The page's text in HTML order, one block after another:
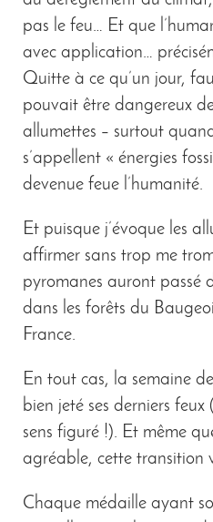
pas le feu… Et que
avec application…
Quitte à ce qu’un jour,
pouvait être dangereux
allumettes – surtout
s’appellent « énergies
devenue feue l’humanité.
Et puisque j’évoque les
affirmer sans trop me
pyromanes auront passé
dans les forêts du
France.
En tout cas, la semaine
bien jeté ses derniers feux
sens figuré !). Et même
agréable, cette transition
Chaque médaille ayant